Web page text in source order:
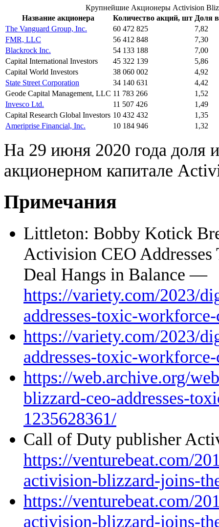
Крупнейшие Акционеры Activision
Название акционера
Количество акций, шт Доля
The Vanguard Group, Inc.
60 472 825
7,82
FMR, LLC
56 412 848
7,30
Blackrock Inc.
54 133 188
7,00
Capital International Investors
45 322 139
5,86
Capital World Investors
38 060 002
4,92
State Street Corporation
34 140 631
4,42
Geode Capital Management, LLC 11 783 266
1,52
Invesco Ltd.
11 507 426
1,49
Capital Research Global Investors 10 432 432
1,35
Ameriprise Financial, Inc.
10 184 946 1,32
На 29 июня 2020 года доля
акционерном капитале
Примечания
Littleton: Bobby Kotick
Activision CEO
Deal Hangs in Balance —
https://variety.com/2023/
addresses-toxic-
https://variety.com/2023/
addresses-toxic-
https://web.archive.org/
blizzard-ceo-addresses-
1235628361/
Call of Duty publisher
https://venturebeat.com/
activision-blizzard-joins-
https://venturebeat.com/
activision-blizzard-joins-